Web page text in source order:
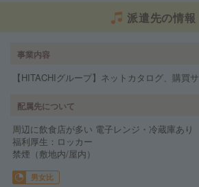
派遣先の情報
事業内容
【HITACHIグループ】ネットカタログ、購買
配属先について
周辺に飲食店が多い 電子レンジ・冷蔵庫あり
福利厚生：ロッカー
禁煙（敷地内/屋内）
男女比